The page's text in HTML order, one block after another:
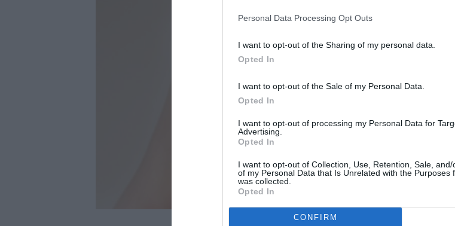
Personal Data Processing Opt Outs
I want to opt-out of the Sharing of my personal data.
Opted In
I want to opt-out of the Sale of my Personal Data.
Opted In
I want to opt-out of processing my Personal Data for
Advertising.
Opted In
I want to opt-out of Collection, Use, Retention, Sale, and/
of my Personal Data that Is Unrelated with the Purposes
was collected.
Opted In
CONFIRM